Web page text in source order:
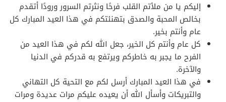
إليكم يا من ملأتم القلب فرحًا ونثرتم السرور ورودًا أتقدم
بخالص المحبة والصدق بتهنئتكم في هذا العيد المبارك كل
عام وأنتم بخير.
كل عام وأنتم كل الخير، جعل الله لكم في هذا العيد من
الفرح ما يجبر به خاطركم ويرتفع به قدركم في الدنيا
والآخرة.
في هذا العيد المبارك أرسل لكم مع التحية كل التهاني
والتبريكات وأسأل الله أن يعيده عليكم مرات عديدة ومرات